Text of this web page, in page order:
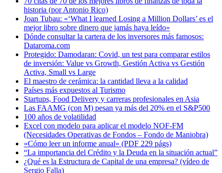
historia (por Antonio Rico)
Joan Tubau: «‘What I learned Losing a Million Dollars’ es el
mejor libro sobre dinero que jamás haya leído»
Dónde consultar la cartera de los inversores más famosos:
Dataroma.com
Protegido: Damodaran: Covid, un test para comparar estilos
de inversión: Value vs Growth, Gestión Activa vs Gestión
Activa, Small vs Large
El maestro de cerámica: la cantidad lleva a la calidad
Países más expuestos al Turismo
Startups, Food Delivery y carreras profesionales en Asia
Las FAAMG (con M) pesan ya más del 20% en el S&P500
100 años de volatilidad
Excel con modelo para aplicar el modelo NOF-FM
(Necesidades Operativas de Fondos – Fondo de Maniobra)
«Cómo leer un informe anual» (PDF 229 págs)
“La importancia del Crédito y la Deuda en la situación actual”
¿Qué es la Estructura de Capital de una empresa? (vídeo de
Sergio Falla)